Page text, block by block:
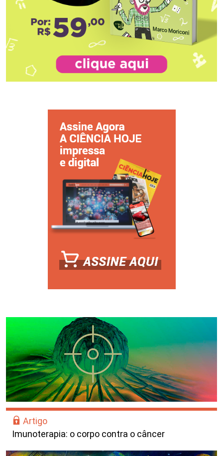
Artigo
Imunoterapia: o corpo contra o câncer